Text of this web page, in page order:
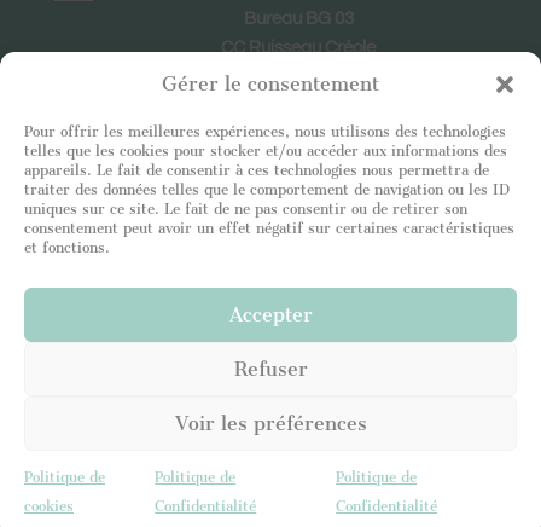
Gérer le consentement
Pour offrir les meilleures expériences, nous utilisons des technologies
telles que les cookies pour stocker et/ou accéder aux informations des
appareils. Le fait de consentir à ces technologies nous permettra de
traiter des données telles que le comportement de navigation ou les ID
uniques sur ce site. Le fait de ne pas consentir ou de retirer son
consentement peut avoir un effet négatif sur certaines caractéristiques
et fonctions.
Accepter
Refuser
Voir les préférences
Politique de
cookies
Politique de
Confidentialité
Politique de
Confidentialité
Bureau BG 03
CC Ruisseau Créole
RIVIERE NOIRE
Horaires
En semaine : 8h30-18h30
Le samedi : 9h-12h
Mentions légales
Politique de confidentialité
Leading Luxury Home © Copyright 2026 | Design by ADV Web